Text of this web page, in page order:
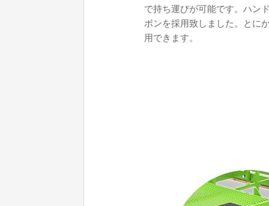
で持ち運びが可能です。ハン
ボンを採用致しました。とに
用できます。